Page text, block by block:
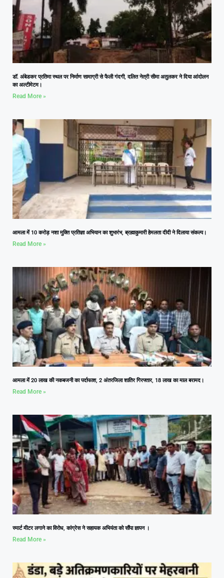
डॉ. अंबेडकर प्रतिमा स्थल पर निर्माण सामाग्री से फैली गंदगी, दलित नेत्री सीमा अतुलकर ने दिया आंदोलन
का अल्टीमेटम।
Read More »
आमला में 10 करोड़ नशा मुक्ति प्रतिज्ञा अभियान का शुभारंभ, ब्रह्माकुमारी हेमलता दीदी ने दिलाया संकल्प।
Read More »
आमला में 20 लाख की नकबजनी का पर्दाफाश, 2 अंतरजिला शातिर गिरफ्तार, 18 लाख का माल बरामद।
Read More »
स्मार्ट मीटर लगाने का विरोध, कांग्रेस ने सहायक अभियंता को सौंपा ज्ञापन ।
Read More »